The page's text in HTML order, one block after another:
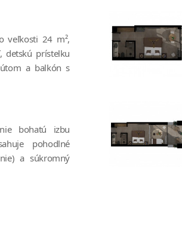
veľkosti 24 m²,
detskú prístelku
a balkón s
bohatú izbu
pohodlné
a súkromný